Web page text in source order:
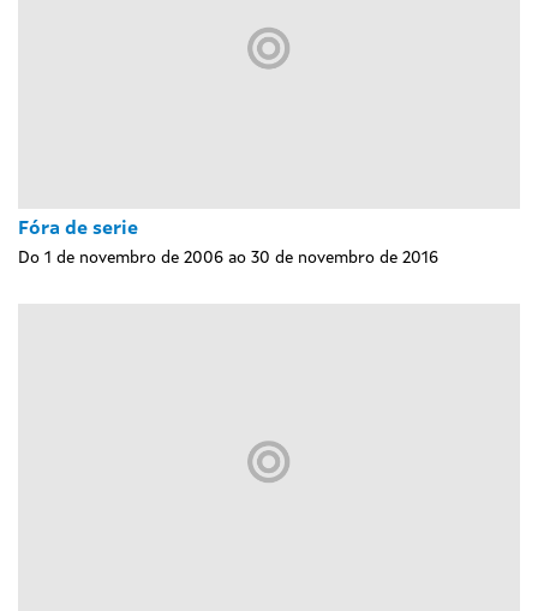
Fóra de serie
Do 1 de novembro de 2006 ao 30 de novembro de 2016